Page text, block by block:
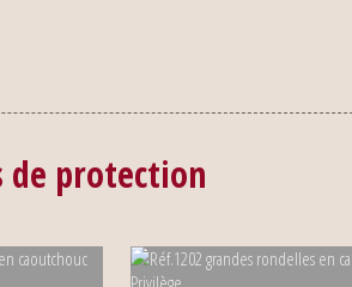
de protection